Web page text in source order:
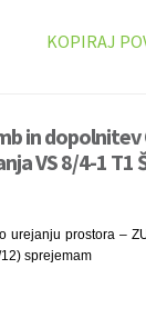
KOPIRAJ
in
VS 8/4-1 T1
prostora –
sprejemam